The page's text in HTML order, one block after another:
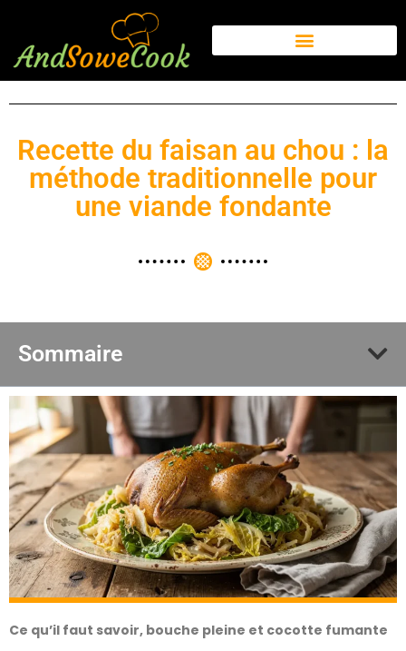
Recette du faisan au chou : la
méthode traditionnelle pour
une viande fondante
Sommaire
Ce qu’il faut savoir, bouche pleine et cocotte fumante